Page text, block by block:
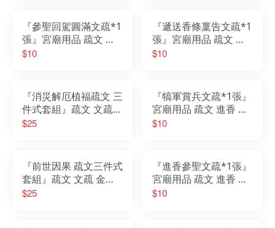
『參聖回駕圓滿文疏*1
張』宮廟用品 疏文 進
香 繞境 謁祖 會香 參香
$10
『遞送香條稟告文疏*1
張』宮廟用品 疏文 進
香 繞境 謁祖 會香 參香
$10
『消災解厄植福疏文 三
件式套組』疏文 文疏
金紙 祈福 開運 消災
$25
『犒軍賞兵文疏*1張』
宮廟用品 疏文 進香 繞
境 謁祖 會香 參香 進香
$10
『前世因果 疏文三件式
套組』疏文 文疏 金紙
祈福 開運 消災 招財
$25
『進香參聖文疏*1張』
宮廟用品 疏文 進香 繞
境 謁祖 會香 參香 進香
$10